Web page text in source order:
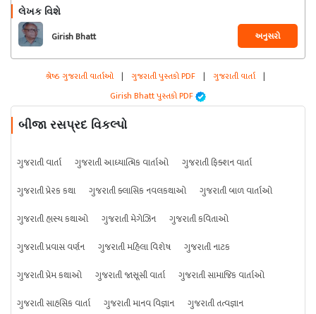
લેખક વિશે
Girish Bhatt અનુસરો
શ્રેષ્ઠ ગુજરાતી વાર્તાઓ | ગુજરાતી પુસ્તકો PDF | ગુજરાતી વાર્તા |
Girish Bhatt પુસ્તકો PDF
બીજા રસપ્રદ વિકલ્પો
ગુજરાતી વાર્તા ગુજરાતી આધ્યાત્મિક વાર્તાઓ
ગુજરાતી ફિક્શન વાર્તા
ગુજરાતી પ્રેરક કથા
ગુજરાતી ક્લાસિક નવલકથાઓ
ગુજરાતી બાળ વાર્તાઓ
ગુજરાતી હાસ્ય કથાઓ
ગુજરાતી મેગેઝિન
ગુજરાતી કવિતાઓ
ગુજરાતી પ્રવાસ વર્ણન
ગુજરાતી મહિલા વિશેષ
ગુજરાતી નાટક
ગુજરાતી પ્રેમ કથાઓ
ગુજરાતી જાસૂસી વાર્તા
ગુજરાતી સામાજિક વાર્તાઓ
ગુજરાતી સાહસિક વાર્તા
ગુજરાતી માનવ વિજ્ઞાન ગુજરાતી તત્વજ્ઞાન